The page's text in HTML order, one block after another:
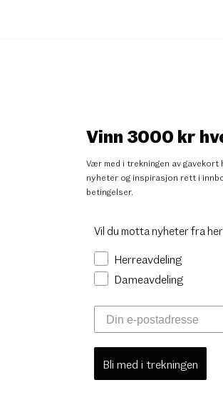
Vinn 3000 kr
Vær med i trekningen av
nyheter og inspirasjon rett i
betingelser.
Vil du motta nyheter fra
Herreavdeling
Dameavdeling
Bli med i trekningen